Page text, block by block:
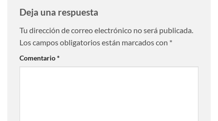
Deja una respuesta
Tu dirección de correo electrónico no será publicada.
Los campos obligatorios están marcados con *
Comentario*